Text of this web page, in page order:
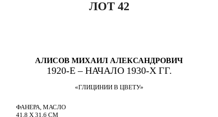
ЛОТ 42
АЛИСОВ МИХАИЛ АЛЕКСАНДРОВИЧ
1920-Е – НАЧАЛО 1930-Х ГГ.
«‎ГЛИЦИНИИ В ЦВЕТУ»
ФАНЕРА, МАСЛО
41,8 Х 31,6 СМ